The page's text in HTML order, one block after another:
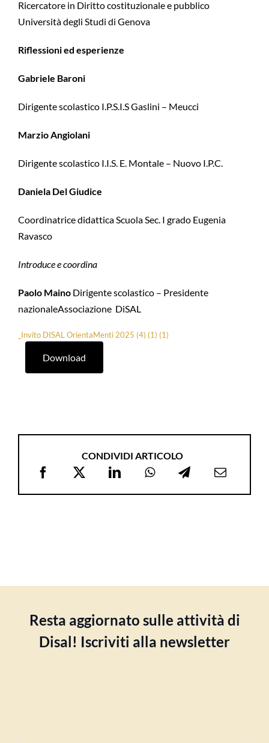
Ricercatore in Diritto costituzionale e pubblico
Università degli Studi di Genova
Riflessioni ed esperienze
Gabriele Baroni
Dirigente scolastico I.P.S.I.S Gaslini – Meucci
Marzio Angiolani
Dirigente scolastico I.I.S. E. Montale – Nuovo I.P.C.
Daniela Del Giudice
Coordinatrice didattica Scuola Sec. I grado Eugenia
Ravasco
Introduce e coordina
Paolo Maino Dirigente scolastico – Presidente
nazionaleAssociazione DiSAL
_Invito DISAL OrientaMenti 2025 (4) (1) (1)
Download
CONDIVIDI ARTICOLO
Resta aggiornato sulle attività di
Disal! Iscriviti alla newsletter